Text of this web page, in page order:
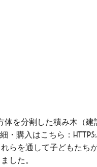
体を分割した積み木（建
・購入はこちら：
らを通して子どもたち
した。